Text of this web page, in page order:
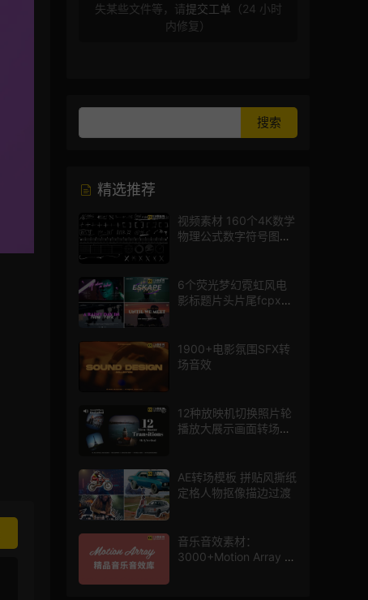
失某些文件等，请提交工单 （24 小时
内修复）
精选推荐
视频素材 160个4K数学
物理公式数字符号图标
6个荧光梦幻霓虹风电
影标题片头片尾fcpx插
1900+电影氛围SFX转
场音效
12种放映机切换照片轮
播放大展示画面转场动
AE转场模板 拼贴风撕纸
定格人物抠像描边过渡
音乐音效素材：
3000+Motion Array 影